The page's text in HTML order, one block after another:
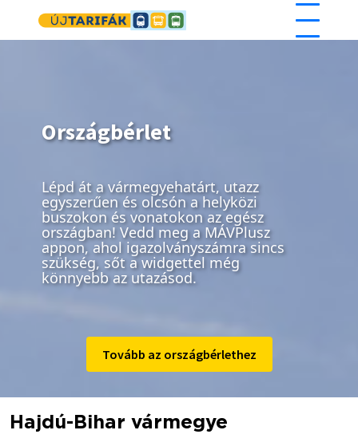
Ugrás a tartalomra
Országbérlet
Lépd át a vármegyehatárt, utazz
egyszerűen és olcsón a helyközi
buszokon és vonatokon az egész
országban! Vedd meg a MÁVPlusz
appon, ahol igazolványszámra sincs
szükség, sőt a widgettel még
könnyebb az utazásod.
Tovább az országbérlethez
Hajdú-Bihar vármegye